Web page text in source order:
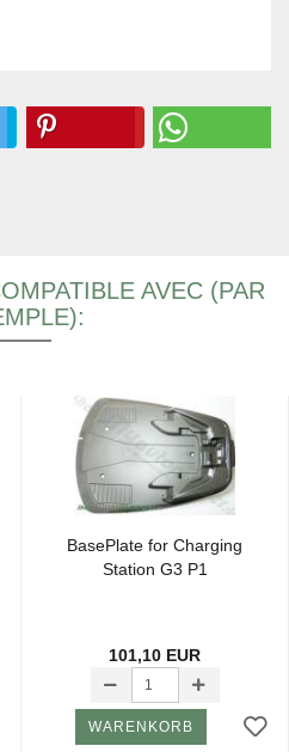
AVEC (PAR
Ba­se­Plate for Char­ging
Sta­tion G3 P1
101,10 EUR
WARENKORB